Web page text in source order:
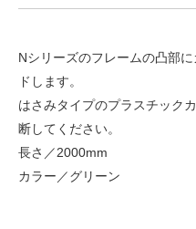
Nシリーズのフレームの凸部
ドします。
はさみタイプのプラスチック
断してください。
長さ／2000mm
カラー／グリーン